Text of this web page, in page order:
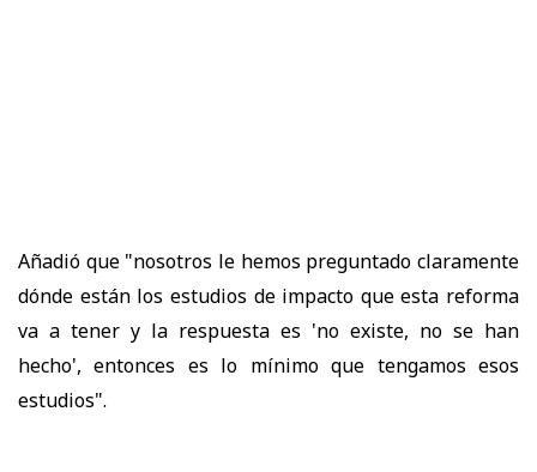
Añadió que "nosotros le hemos preguntado claramente
dónde están los estudios de impacto que esta reforma
va a tener y la respuesta es 'no existe, no se han
hecho', entonces es lo mínimo que tengamos esos
estudios".